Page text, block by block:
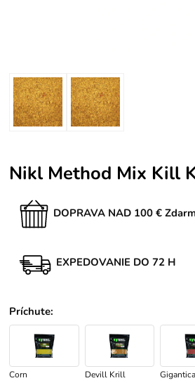
Nikl Method Mix Kill
DOPRAVA NAD 100 €
EXPEDOVANIE DO 72 H
Príchute:
Corn Devill Krill Gigantica